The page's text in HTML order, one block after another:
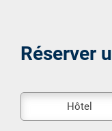
Réserver
de
Hôtel